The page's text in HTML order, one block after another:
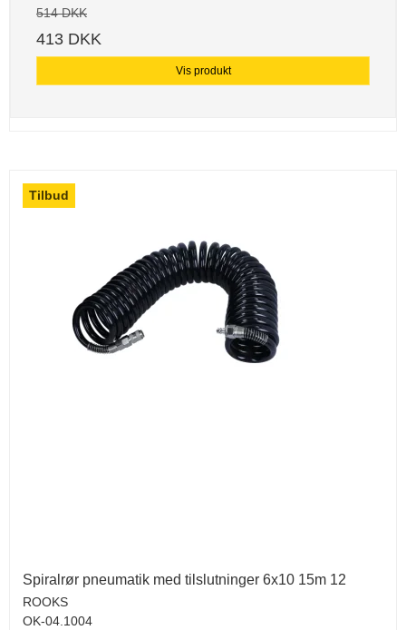
514 DKK
413 DKK
Vis produkt
Tilbud
Spiralrør pneumatik med tilslutninger 6x10 15m 12
ROOKS
OK-04.1004